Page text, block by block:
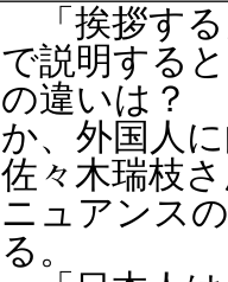
「挨拶する
で説明する
の違いは？
か、外国人
佐々木瑞枝
ニュアンス
る。